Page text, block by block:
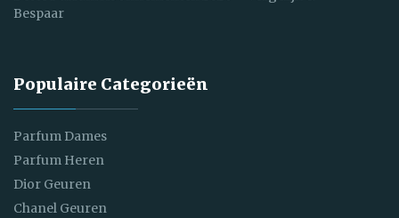
Bespaar
Populaire Categorieën
Parfum Dames
Parfum Heren
Dior Geuren
Chanel Geuren